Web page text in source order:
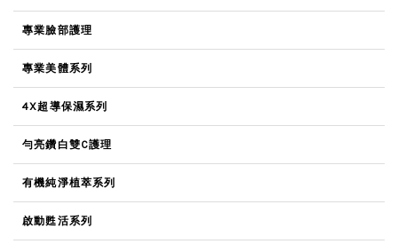
專業臉部護理
專業美體系列
4X超導保濕系列
勻亮鑽白雙C護理
有機純淨植萃系列
啟動甦活系列